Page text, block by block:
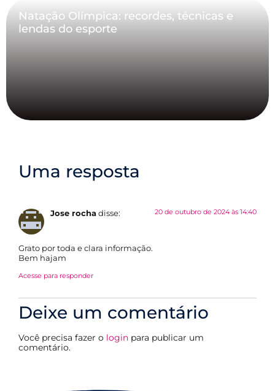
Natação Olímpica: recordes, técnicas e
lendas do esporte
Uma resposta
Jose rocha disse: 20 de outubro de 2024 às 14:40
Grato por toda e clara informação.
Bem hajam
Acesse para responder
Deixe um comentário
Você precisa fazer o login para publicar um
comentário.